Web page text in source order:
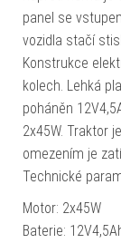
panel se
vozidla stačí
Konstrukce
kolech. Lehká
poháněn
2x45W. Traktor
omezením je
Technické
Motor: 2x45W
Baterie: